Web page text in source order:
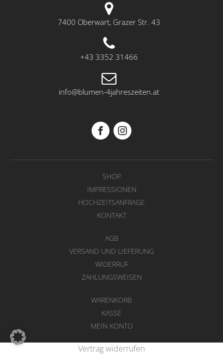
7400 Oberwart, Grazer Str. 43
+43 3352 31466
info@blumen-4jahreszeiten.at
SHOP
IMPRESSIONEN
HOCHZEITSANFRAGE
KONTAKT
AGB
VERSAND UND LIEFERUNG
WIDERRUF
ZAHLUNGSWEISEN
WARENKORB
KASSE
MEIN KONTO
Vertrag widerrufen